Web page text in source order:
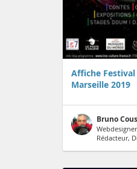
Affiche Festival
Marseille 2019
Bruno
Rédacteur,